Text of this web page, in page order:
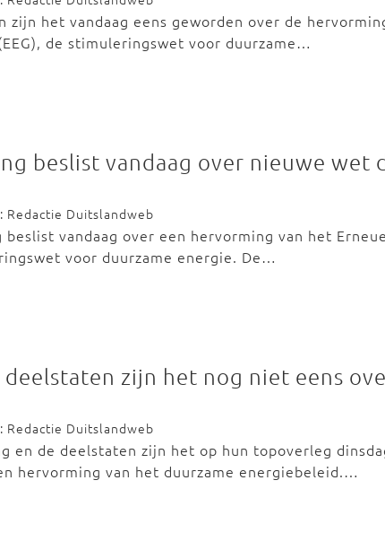
zijn het vandaag eens geworden over de
de stimuleringswet voor duurzame…
beslist vandaag over nieuwe wet
Redactie Duitslandweb
beslist vandaag over een hervorming van het
voor duurzame energie. De…
deelstaten zijn het nog niet eens
Redactie Duitslandweb
en de deelstaten zijn het op hun topoverleg
hervorming van het duurzame energiebeleid.…